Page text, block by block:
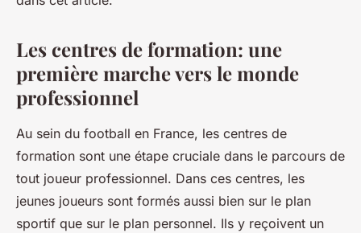
Les centres de formation: une
première marche vers le monde
professionnel
Au sein du football en France, les centres de
formation sont une étape cruciale dans le parcours de
tout joueur professionnel. Dans ces centres, les
jeunes joueurs sont formés aussi bien sur le plan
sportif que sur le plan personnel. Ils y reçoivent un